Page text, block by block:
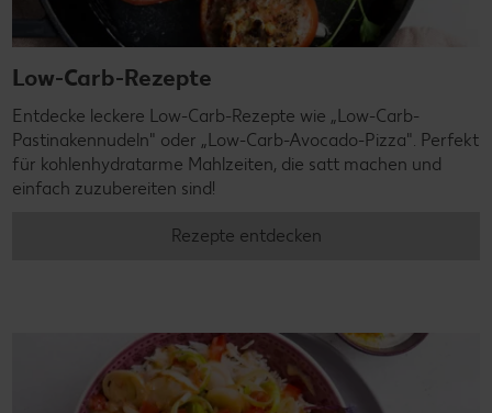
Low-Carb-Rezepte
Entdecke leckere Low-Carb-Rezepte wie „Low-Carb-
Pastinakennudeln" oder „Low-Carb-Avocado-Pizza". Perfekt
für kohlenhydratarme Mahlzeiten, die satt machen und
einfach zuzubereiten sind!
Rezepte entdecken